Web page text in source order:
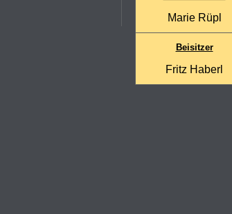
Marie Rüpl
Beisitzer
Fritz Haberl